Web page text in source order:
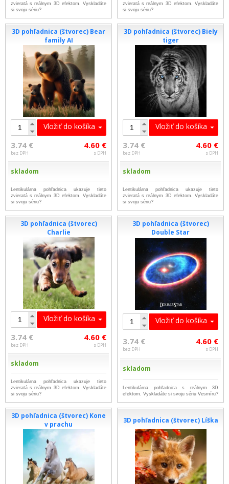
zvieratá s reálnym 3D efektom. Vyskladáte
si svoju sériu?
zvieratá s reálnym 3D efektom. Vyskladáte
si svoju sériu?
3D pohľadnica (štvorec) Bear
family AI
Vložiť do košíka
3.74 €
bez DPH
4.60 €
s DPH
skladom
Lentikulárna pohľadnica ukazuje tieto
zvieratá s reálnym 3D efektom. Vyskladáte
si svoju sériu?
3D pohľadnica (štvorec) Biely
tiger
Vložiť do košíka
3.74 €
bez DPH
4.60 €
s DPH
skladom
Lentikulárna pohľadnica ukazuje tieto
zvieratá s reálnym 3D efektom. Vyskladáte
si svoju sériu?
3D pohľadnica (štvorec)
Charlie
Vložiť do košíka
3.74 €
bez DPH
4.60 €
s DPH
skladom
Lentikulárna pohľadnica ukazuje tieto
zvieratá s reálnym 3D efektom. Vyskladáte
si svoju sériu?
3D pohľadnica (štvorec)
Double Star
Vložiť do košíka
3.74 €
bez DPH
4.60 €
s DPH
skladom
Lentikulárna pohľadnica s reálnym 3D
efektom. Vyskladáte si svoju sériu Vesmíru?
3D pohľadnica (štvorec) Kone
v prachu
3D pohľadnica (štvorec) Líška